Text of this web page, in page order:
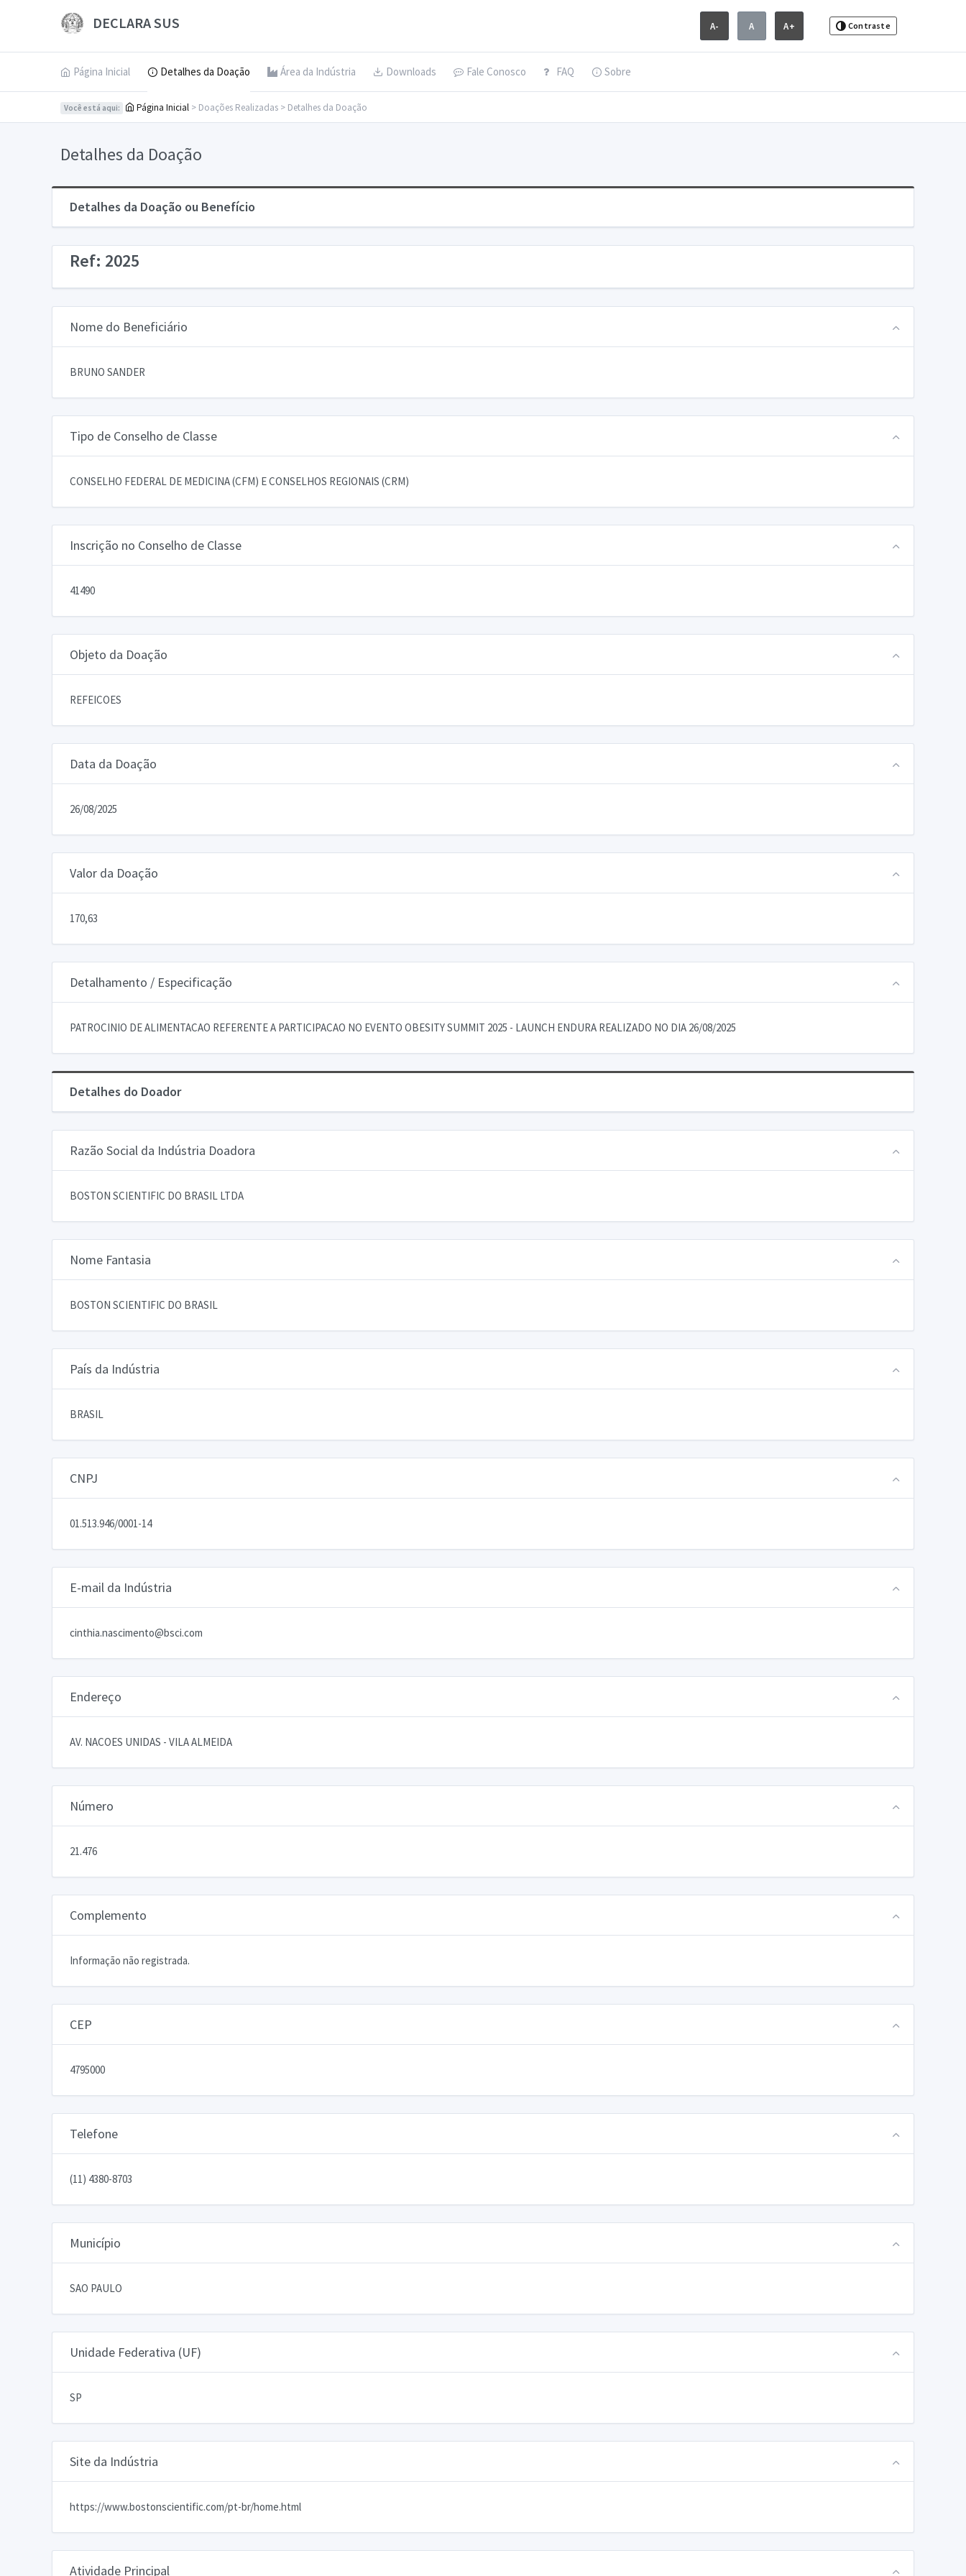
DECLARA SUS A- A A+ Contraste
Página Inicial Detalhes da Doação Área da Indústria Downloads Fale Conosco FAQ Sobre
Você está aqui: Página Inicial > Doações Realizadas > Detalhes da Doação
Detalhes da Doação
Detalhes da Doação ou Benefício
Ref: 2025
Nome do Beneficiário
BRUNO SANDER
Tipo de Conselho de Classe
CONSELHO FEDERAL DE MEDICINA (CFM) E CONSELHOS REGIONAIS (CRM)
Inscrição no Conselho de Classe
41490
Objeto da Doação
REFEICOES
Data da Doação
26/08/2025
Valor da Doação
170,63
Detalhamento / Especificação
PATROCINIO DE ALIMENTACAO REFERENTE A PARTICIPACAO NO EVENTO OBESITY SUMMIT 2025 - LAUNCH ENDURA REALIZADO NO DIA 26/08/2025
Detalhes do Doador
Razão Social da Indústria Doadora
BOSTON SCIENTIFIC DO BRASIL LTDA
Nome Fantasia
BOSTON SCIENTIFIC DO BRASIL
País da Indústria
BRASIL
CNPJ
01.513.946/0001-14
E-mail da Indústria
cinthia.nascimento@bsci.com
Endereço
AV. NACOES UNIDAS - VILA ALMEIDA
Número
21.476
Complemento
Informação não registrada.
CEP
4795000
Telefone
(11) 4380-8703
Município
SAO PAULO
Unidade Federativa (UF)
SP
Site da Indústria
https://www.bostonscientific.com/pt-br/home.html
Atividade Principal